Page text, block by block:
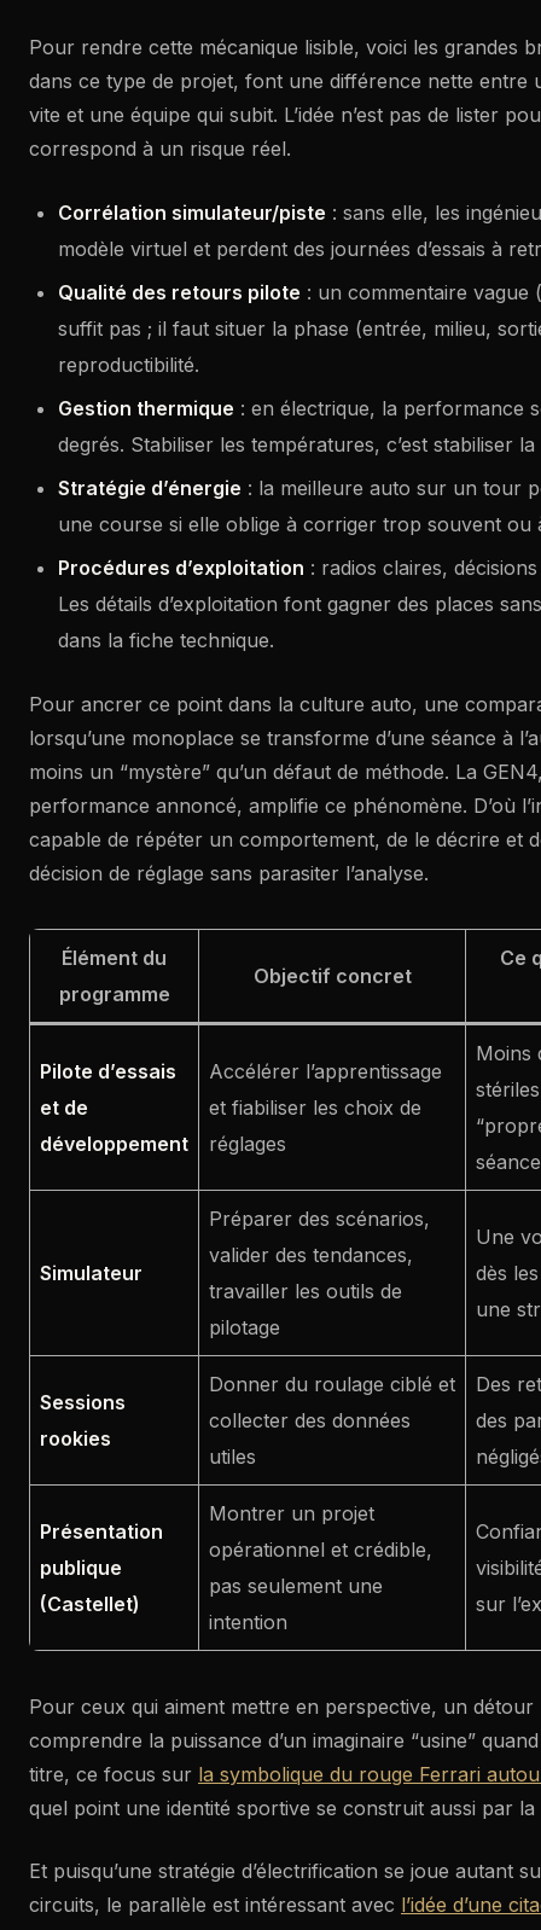
Pour rendre cette mécanique lisible, voici les grandes
dans ce type de projet, font une différence nette entre
vite et une équipe qui subit. L’idée n’est pas de lister
correspond à un risque réel.
Corrélation simulateur/piste : sans elle, les
modèle virtuel et perdent des journées d’essais à
Qualité des retours pilote : un commentaire vague
suffit pas ; il faut situer la phase (entrée, milieu,
reproductibilité.
Gestion thermique : en électrique, la performance
degrés. Stabiliser les températures, c’est stabiliser
Stratégie d’énergie : la meilleure auto sur un tour
une course si elle oblige à corriger trop souvent
Procédures d’exploitation : radios claires,
Les détails d’exploitation font gagner des places
dans la fiche technique.
Pour ancrer ce point dans la culture auto, une
lorsqu’une monoplace se transforme d’une séance à
moins un “mystère” qu’un défaut de méthode. La
performance annoncé, amplifie ce phénomène. D’où
capable de répéter un comportement, de le décrire et
décision de réglage sans parasiter l’analyse.
Élément du
programme
Objectif concret
Ce
Pilote d’essais
et de
développement
Accélérer l’apprentissage
et fiabiliser les choix de
réglages
Moins
séance
Simulateur
Préparer des scénarios,
valider des tendances,
travailler les outils de
pilotage
Une
dès
une
Sessions
rookies
Donner du roulage ciblé et
collecter des données
utiles
Des
des
Présentation
publique
(Castellet)
Montrer un projet
opérationnel et crédible,
pas seulement une
intention
sur
Pour ceux qui aiment mettre en perspective, un détour
comprendre la puissance d’un imaginaire “usine”
titre, ce focus sur la symbolique du rouge Ferrari
quel point une identité sportive se construit aussi par
Et puisqu’une stratégie d’électrification se joue autant
circuits, le parallèle est intéressant avec l’idée d’une